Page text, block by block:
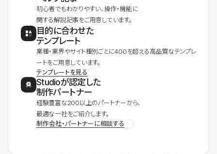
初心者でもわかりやすい、操作・機能に
関する解説記事をご用意しています。
目的に合わせた
テンプレート
業種・業界やサイト種別ごとに400を超える高品質なテンプレ
ートをご用意しています。
テンプレートを見る
Studioが認定した
制作パートナー
経験豊富な200以上のパートナーから、
最適な一社をご紹介します。
制作会社・パートナーに相談する